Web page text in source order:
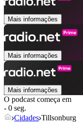
Mais informações
Mais informações
Mais informações
O podcast começa em
- 0 seg.
Cidades Tillsonburg